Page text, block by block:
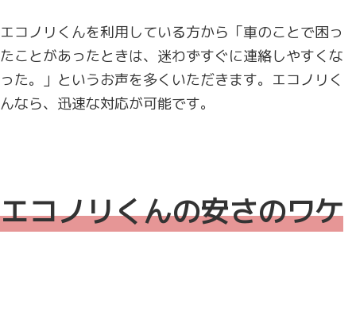
エコノリくんを利用している方から「車のことで困っ
たことがあったときは、迷わずすぐに連絡しやすくな
った。」というお声を多くいただきます。エコノリく
んなら、迅速な対応が可能です。
エコノリくんの安さのワケ